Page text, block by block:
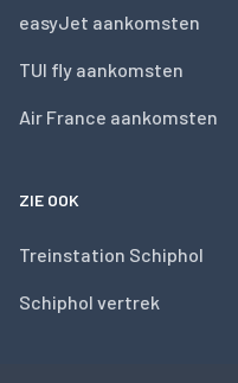
easyJet aankomsten
TUI fly aankomsten
Air France aankomsten
ZIE OOK
Treinstation Schiphol
Schiphol vertrek